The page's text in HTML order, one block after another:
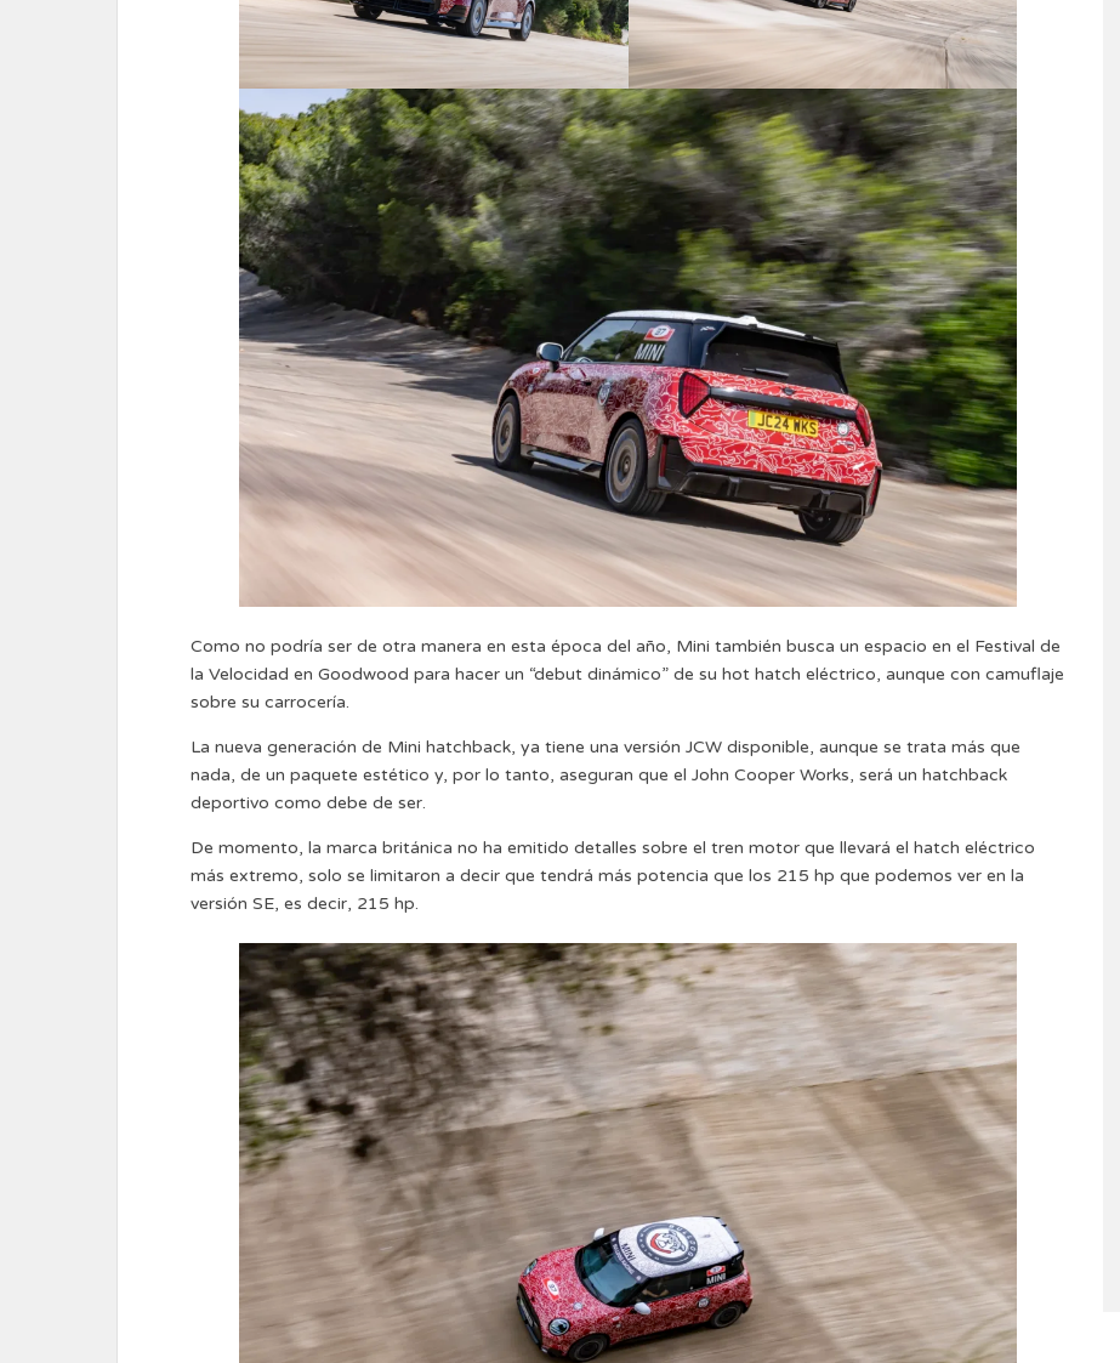
Como no podría ser de otra manera en esta época del año, Mini también busca un espacio en el Festival de
la Velocidad en Goodwood para hacer un “debut dinámico” de su hot hatch eléctrico, aunque con camuflaje
sobre su carrocería.
La nueva generación de Mini hatchback, ya tiene una versión JCW disponible, aunque se trata más que
nada, de un paquete estético y, por lo tanto, aseguran que el John Cooper Works, será un hatchback
deportivo como debe de ser.
De momento, la marca británica no ha emitido detalles sobre el tren motor que llevará el hatch eléctrico
más extremo, solo se limitaron a decir que tendrá más potencia que los 215 hp que podemos ver en la
versión SE, es decir, 215 hp.